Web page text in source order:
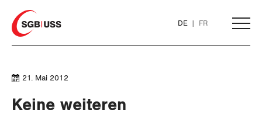
Home
DE FR
THEMEN
21. Mai 2012
Keine weiteren